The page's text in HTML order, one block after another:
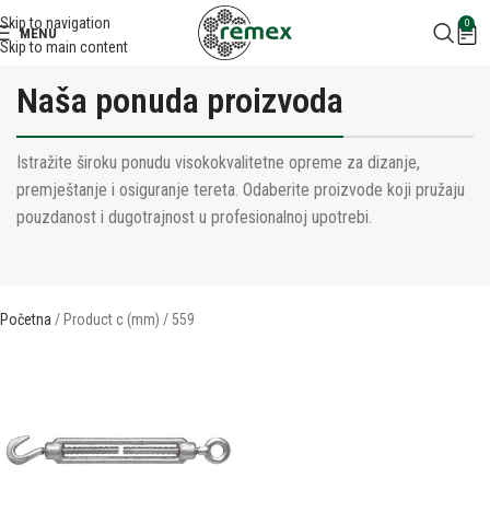
Skip to navigation
Skip to main content
MENU
0
Naša ponuda proizvoda
Istražite široku ponudu visokokvalitetne opreme za dizanje,
premještanje i osiguranje tereta. Odaberite proizvode koji pružaju
pouzdanost i dugotrajnost u profesionalnoj upotrebi.
Početna Product c (mm) 559